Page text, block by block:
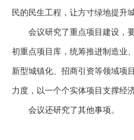
民的民生工程，让方寸绿地提升
会议研究了重点项目建设，
初重点项目库，统筹推进制造业
新型城镇化、招商引资等领域项
力度，以一个个实体项目支撑经
会议还研究了其他事项。